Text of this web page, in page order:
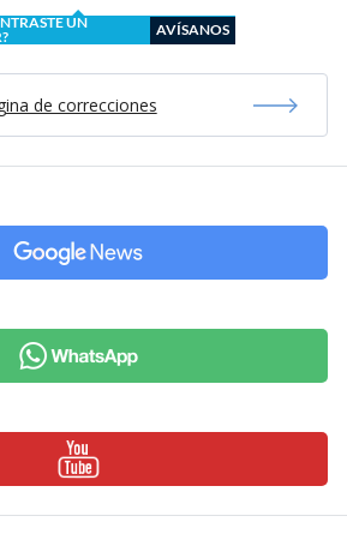
UN
AVÍSANOS
de correcciones